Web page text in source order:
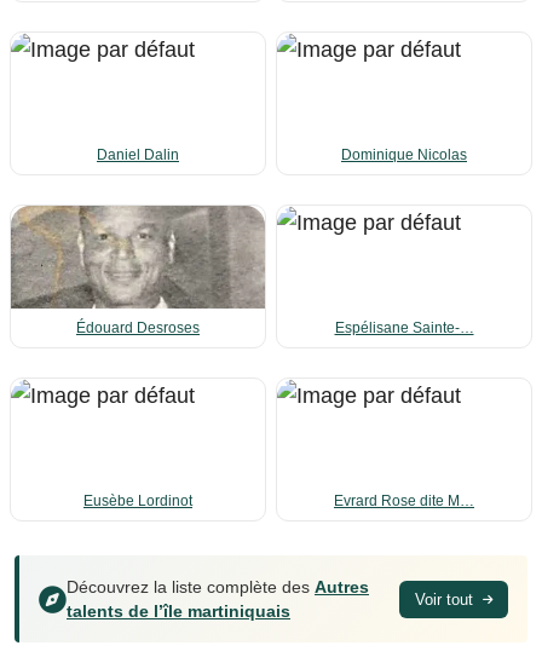
Daniel Dalin Dominique Nicolas
Édouard Desroses Espélisane Sainte-…
Eusèbe Lordinot Evrard Rose dite M…
Découvrez la liste complète des Autres
talents de l’île martiniquais
Voir tout